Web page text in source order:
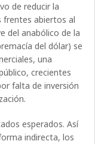
de reducir la
frentes abiertos al
del anabólico de la
del dólar) se
una
crecientes
falta de inversión
esperados. Así
indirecta, los